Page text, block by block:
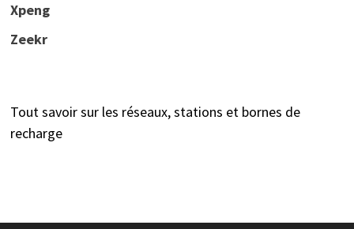
Xpeng
Zeekr
Tout savoir sur les réseaux, stations et bornes de
recharge